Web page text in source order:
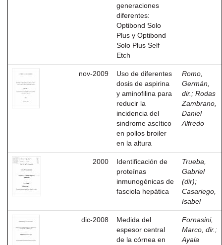
generaciones
diferentes:
Optibond Solo
Plus y Optibond
Solo Plus Self
Etch
nov-2009
Uso de diferentes
dosis de aspirina
y aminofilina para
reducir la
incidencia del
sindrome ascítico
en pollos broiler
en la altura
Romo,
Germán,
dir. ; Rodas
Zambrano,
Daniel
Alfredo
2000
Identificación de
proteínas
inmunogénicas de
fasciola hepática
Trueba,
Gabriel
(dir);
Casariego,
Isabel
dic-2008
Medida del
espesor central
de la córnea en
Fornasini,
Marco, dir. ;
Ayala